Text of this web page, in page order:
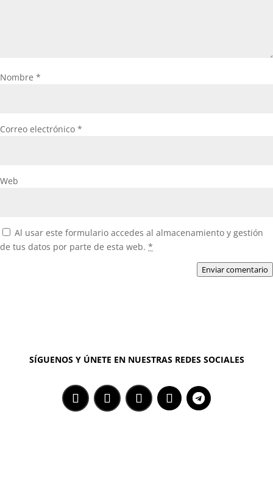
Nombre *
Correo electrónico *
Web
Al usar este formulario accedes al almacenamiento y gestión
de tus datos por parte de esta web. *
Enviar comentario
SÍGUENOS Y ÚNETE EN NUESTRAS REDES SOCIALES